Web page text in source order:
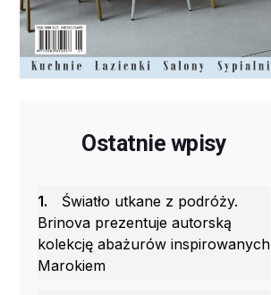
Ostatnie wpisy
1.
Światło utkane z podróży.
Brinova prezentuje autorską
kolekcję abażurów inspirowanych
Marokiem